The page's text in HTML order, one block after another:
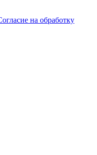
на обработку